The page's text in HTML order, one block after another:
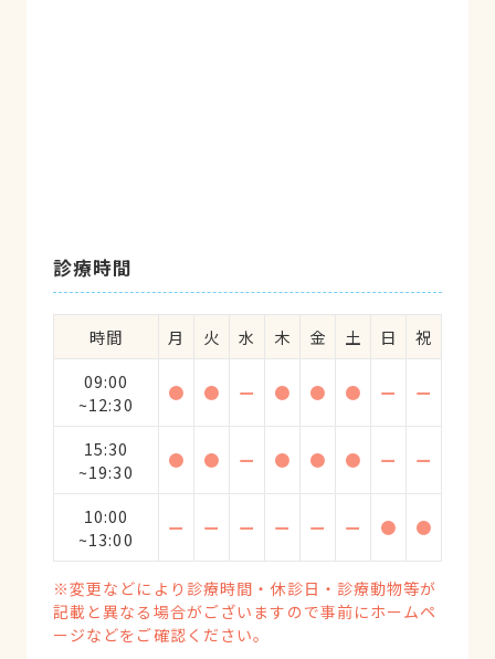
診療時間
時間 月 火 水 木 金 土 日
祝
09:00
~12:30
● ● ー ● ● ● ー ー
15:30
~19:30
● ● ー ● ● ● ー ー
10:00
~13:00
ー ー ー ー ー ー ● ●
※変更などにより診療時間・休診日・診療動物等が
記載と異なる場合がございますので事前にホームペ
ージなどをご確認ください。